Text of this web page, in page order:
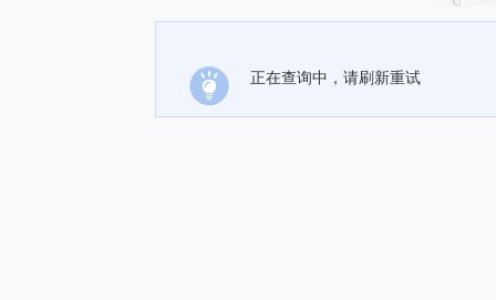
正在查询中，请刷新重试